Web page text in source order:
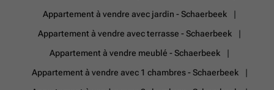
Appartement à vendre avec jardin - Schaerbeek
Appartement à vendre avec terrasse - Schaerbeek
Appartement à vendre meublé - Schaerbeek
Appartement à vendre avec 1 chambres - Schaerbeek